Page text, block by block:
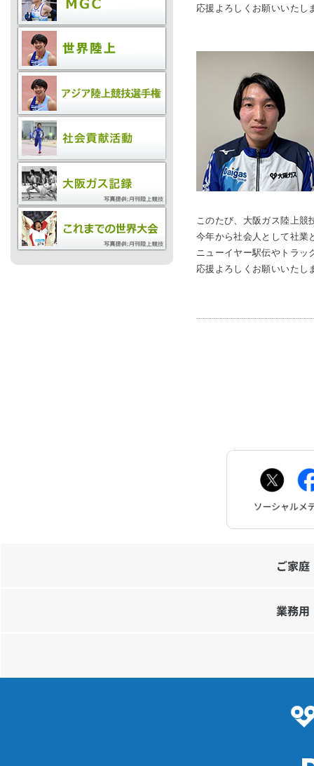
お問
応援よろしくお願いいたし
このたび、大阪ガス陸上競
今年から社会人として社業
ニューイヤー駅伝やトラッ
応援よろしくお願いいたし
ご家
業務用